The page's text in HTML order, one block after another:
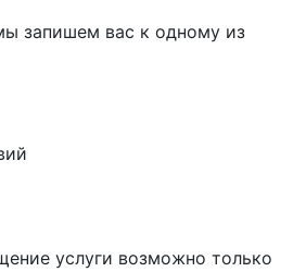
запишем вас к одному из
услуги возможно только